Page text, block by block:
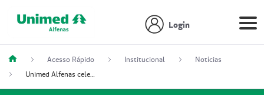
Login
Acesso Rápido Institucional
Notícias
Unimed Alfenas celebra aniversário com Café da Manhã para Colaboradores